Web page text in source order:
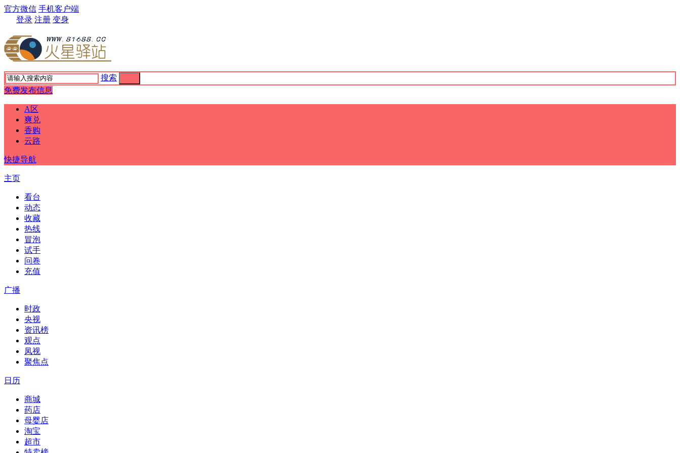
官方微信 手机客户端
登录 注册 变身
搜索
免费发布信息
A区
爽兑
香购
云路
快捷导航
主页
看台
动态
收藏
热线
冒泡
试手
问卷
充值
广播
时政
央视
资讯榜
观点
凤视
聚焦点
日历
商城
药店
母婴店
淘宝
超市